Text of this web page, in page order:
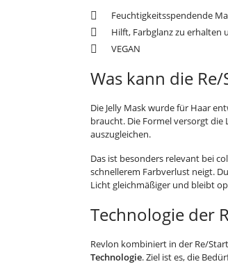
Feuchtigkeitsspendende
Hilft, Farbglanz zu erhalten
VEGAN
Was kann die
Die Jelly Mask wurde für Haar
braucht. Die Formel versorgt
auszugleichen.
Das ist besonders relevant bei
schnellerem Farbverlust neigt.
Licht gleichmäßiger und bleibt
Technologie der
Revlon kombiniert in der Re/
Technologie. Ziel ist es, die